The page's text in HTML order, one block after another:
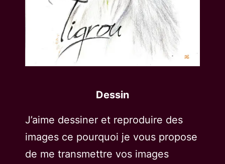
Dessin
J’aime dessiner et reproduire des
images ce pourquoi je vous propose
de me transmettre vos images